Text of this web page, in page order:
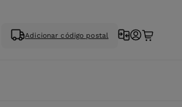
Adicionar código postal